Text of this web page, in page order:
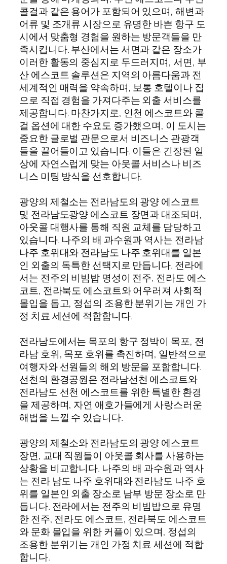
콜걸과 같은 용어가 포함되어 있으며, 해변과
어류 및 조개류 시장으로 유명한 바쁜 항구 도
시에서 맞춤형 경험을 원하는 방문객들을 만
족시킵니다. 부산에서는 서면과 같은 장소가
이러한 활동의 중심지로 두드러지며, 서면, 부
산 에스코트 솔루션은 지역의 아름다움과 전
세계적인 매력을 약속하며, 보통 호텔이나 집
으로 직접 경험을 가져다주는 외출 서비스를
제공합니다. 마찬가지로, 인천 에스코트와 콜
걸 옵션에 대한 수요도 증가했으며, 이 도시는
중요한 글로벌 관문으로서 비즈니스 관광객
들을 끌어들이고 있습니다. 이들은 긴장된 일
상에 자연스럽게 맞는 아웃콜 서비스나 비즈
니스 미팅 방식을 선호합니다.
광양의 제철소는 전라남도의 광양 에스코트
및 전라남도광양 에스코트 장면과 대조되며,
아웃콜 대행사를 통해 직원 교체를 담당하고
있습니다. 나주의 배 과수원과 역사는 전라남
나주 호위대와 전라남도 나주 호위대를 일본
인 외출의 독특한 선택지로 만듭니다. 전라에
서는 전주의 비빔밥 명성이 전주, 전라도 에스
코트, 전라북도 에스코트와 어우러져 사회적
몰입을 돕고, 정섭의 조용한 분위기는 개인 가
정 치료 세션에 적합합니다.
전라남도에서는 목포의 항구 정박이 목포, 전
라남 호위, 목포 호위를 촉진하며, 일반적으로
여행자와 선원들의 해외 방문을 포함합니다.
선천의 환경공원은 전라남선천 에스코트와
전라남도 선천 에스코트를 위한 특별한 환경
을 제공하며, 자연 애호가들에게 사랑스러운
해법을 느낄 수 있습니다.
광양의 제철소와 전라남도의 광양 에스코트
장면, 교대 직원들이 아웃콜 회사를 사용하는
상황을 비교합니다. 나주의 배 과수원과 역사
는 전라 남도 나주 호위대와 전라남도 나주 호
위를 일본인 외출 장소로 남부 방문 장소로 만
듭니다. 전라에서는 전주의 비빔밥으로 유명
한 전주, 전라도 에스코트, 전라북도 에스코트
와 문화 몰입을 위한 커플이 있으며, 정섭의
조용한 분위기는 개인 가정 치료 세션에 적합
합니다.